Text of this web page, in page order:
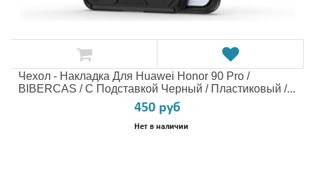
Чехол - Накладка Для Huawei Honor 90 Pro /
BIBERCAS / С Подставкой Черный / Пластиковый /...
450 руб
Нет в наличии